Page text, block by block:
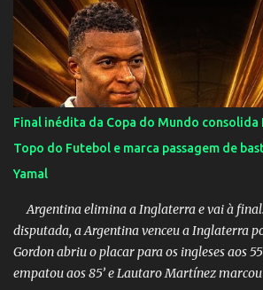
Final inédita da Copa do Mundo consolida
Topo do Futebol e marca passagem de
Yamal
Argentina elimina a Inglaterra e vai à
disputada, a Argentina venceu a Inglaterra
Gordon abriu o placar para os ingleses aos
empatou aos 85’ e Lautaro Martínez marcou